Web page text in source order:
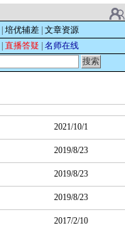
培优辅差 文章资源
直播答疑 名师在线
2021/10/1
2019/8/23
2019/8/23
2019/8/23
2017/2/10